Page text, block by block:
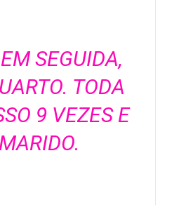
SEGUIDA,
TODA
9 VEZES E